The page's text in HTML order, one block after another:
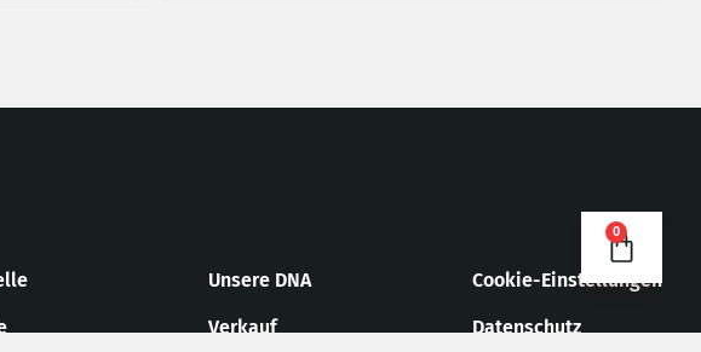
0
Unsere DNA
Verkauf
Cookie-Einstellungen
Datenschutz